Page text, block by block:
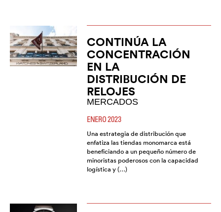
CONTINÚA LA
CONCENTRACIÓN
EN LA
DISTRIBUCIÓN DE
RELOJES
MERCADOS
ENERO 2023
Una estrategia de distribución que
enfatiza las tiendas monomarca está
beneficiando a un pequeño número de
minoristas poderosos con la capacidad
logística y (…)